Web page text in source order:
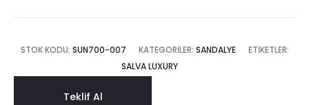
STOK KODU: SUN700-007 KATEGORILER: SANDALYE
ETIKETLER:
SALVA LUXURY
Teklif Al